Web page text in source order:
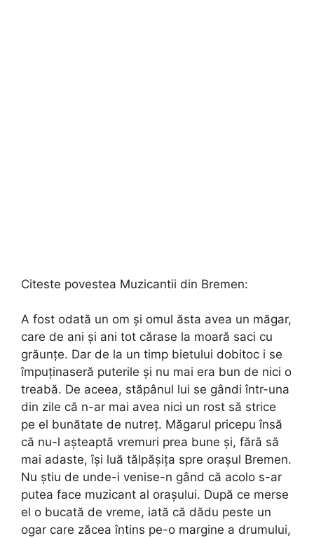
Citeste povestea Muzicantii din Bremen:
A fost odată un om și omul ăsta avea un măgar,
care de ani și ani tot cărase la moară saci cu
grăunțe. Dar de la un timp bietului dobitoc i se
împuținaseră puterile și nu mai era bun de nici o
treabă. De aceea, stăpânul lui se gândi într-una
din zile că n-ar mai avea nici un rost să strice
pe el bunătate de nutreț. Măgarul pricepu însă
că nu-l așteaptă vremuri prea bune și, fără să
mai adaste, își luă tălpășița spre orașul Bremen.
Nu știu de unde-i venise-n gând că acolo s-ar
putea face muzicant al orașului. După ce merse
el o bucată de vreme, iată că dădu peste un
ogar care zăcea întins pe-o margine a drumului,